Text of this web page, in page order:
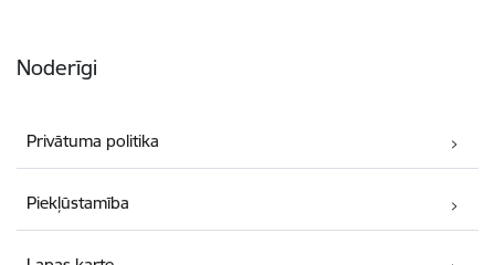
Noderīgi
Privātuma politika
Piekļūstamība